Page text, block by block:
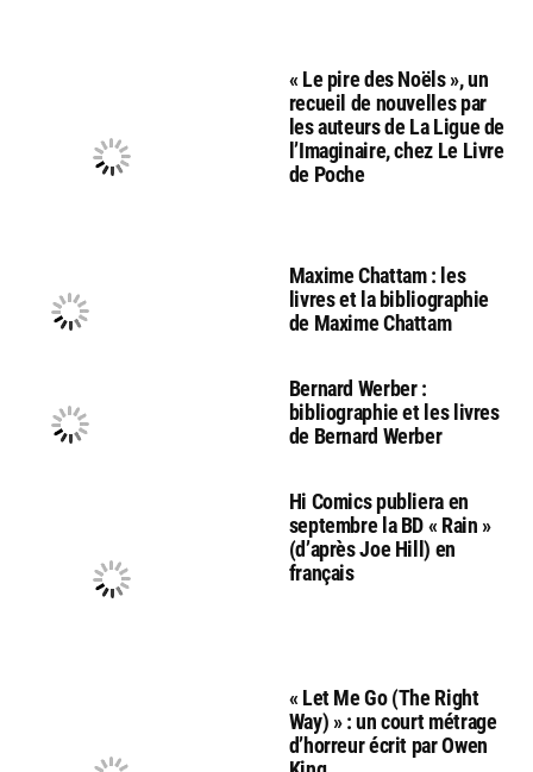
« Le pire des Noëls », un
recueil de nouvelles par
les auteurs de La Ligue de
l’Imaginaire, chez Le Livre
de Poche
Maxime Chattam : les
livres et la bibliographie
de Maxime Chattam
Bernard Werber :
bibliographie et les livres
de Bernard Werber
Hi Comics publiera en
septembre la BD « Rain »
(d’après Joe Hill) en
français
« Let Me Go (The Right
Way) » : un court métrage
d’horreur écrit par Owen